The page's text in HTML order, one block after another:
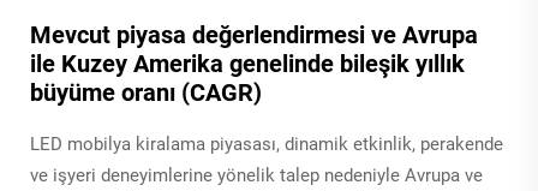
Mevcut piyasa değerlendirmesi ve Avrupa
ile Kuzey Amerika genelinde bileşik yıllık
büyüme oranı (CAGR)
LED mobilya kiralama piyasası, dinamik etkinlik, perakende
ve işyeri deneyimlerine yönelik talep nedeniyle Avrupa ve